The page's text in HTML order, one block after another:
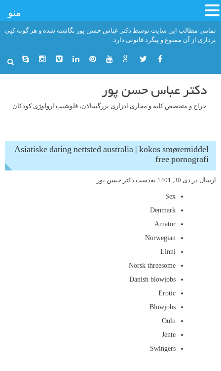
تمامی مطالب این سایت توسط دکتر عباس حسن پور نگاشته شده و هر گونه کپی
برداری از آن ممنوع و پیگرد قانونی دارد.
دکتر عباس حسن پور
جراح و متخصص کلیه و مجاری ادراری بزرگسالان، فلوشیپ ارولوژی کودکان
Asiatiske dating nettsted australia | kokos smøremiddel
free pornografi
ارسال در دی 30, 1401 به‌دست دکتر حسن پور
Sex
Denmark
Amatör
Norwegian
Linni
Norsk threesome
Danish blowjobs
Erotic
Blowjobs
Oulu
Jente
Swingers
منو